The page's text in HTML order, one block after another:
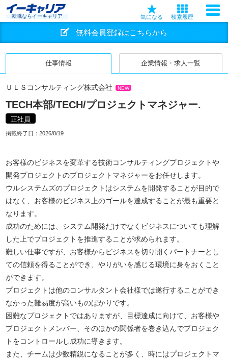
転職ならイーキャリア 気になる 検索履歴
無料会員登録はこちらから
仕事情報 企業情報・求人一覧
ＵＬＳコンサルティング株式会社 NEW
TECH本部/TECH/プロジェクトマネジャー.
正社員
掲載終了日： 2026/8/19
お客様のビジネスを変革する技術コンサルティングプロジェクトや
開発プロジェクトのプロジェクトマネジャーをお任せします。
ウルシステムズのプロジェクトはシステムを開発することが目的で
はなく、お客様のビジネス上のゴールを達成することが最も重要と
なります。
成功のためには、システム開発だけでなくビジネスについても理解
した上でプロジェクトを推進することが求められます。
難しい仕事ですが、お客様からビジネスを切り開くパートナーとし
ての信頼を得ることができ、やりがいを感じる環境に身をおくこと
ができます。
プロジェクトは他のコンサルタント会社様では遂行することができ
なかった難易度が高いものばかりです。
困難なプロジェクトではありますが、目標達成に向けて、お客様や
プロジェクトメンバー、そのほかの関係者を巻き込んでプロジェク
トをコントロールし成功に導きます。
また、チームは少数精鋭になることが多く、時にはプロジェクトマ